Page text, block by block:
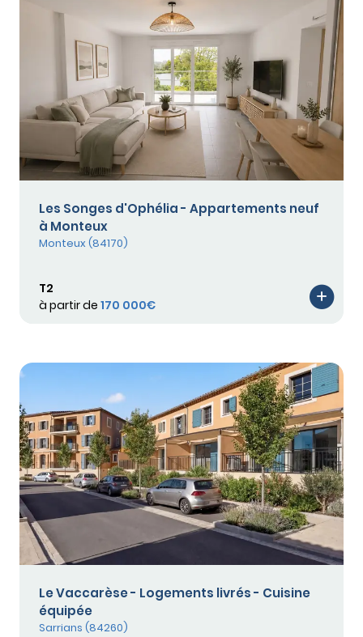
Les Songes d'Ophélia - Appartements neuf
à Monteux
Monteux (84170)
T2
à partir de 170 000€
Le Vaccarèse - Logements livrés - Cuisine
équipée
Sarrians (84260)